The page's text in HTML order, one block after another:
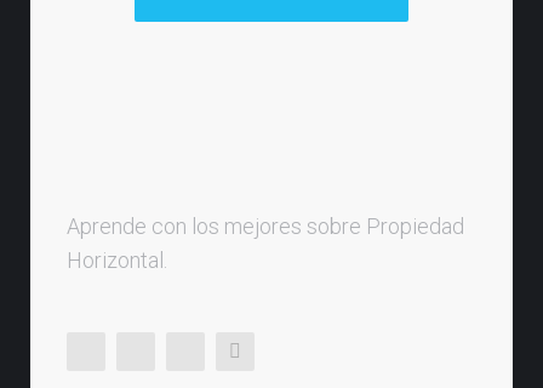
Aprende con los mejores sobre Propiedad
Horizontal.